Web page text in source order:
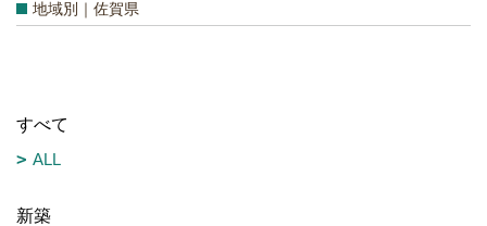
地域別｜佐賀県
すべて
ALL
新築